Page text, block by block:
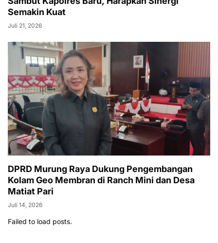
Semakin Kuat
Juli 21, 2026
DPRD Murung Raya Dukung Pengembangan
Kolam Geo Membran di Ranch Mini dan Desa
Matiat Pari
Juli 14, 2026
Failed to load posts.